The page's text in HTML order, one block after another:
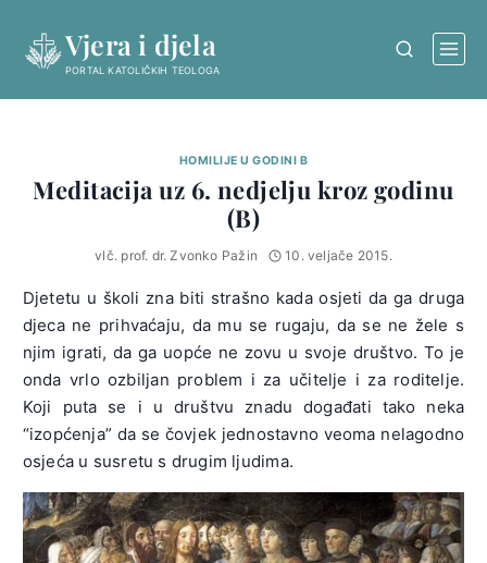
content
Vjera i djela
PORTAL KATOLIČKIH TEOLOGA
HOMILIJE U GODINI B
Meditacija uz 6. nedjelju kroz godinu
(B)
vlč. prof. dr. Zvonko Pažin 10. veljače 2015.
Djetetu u školi zna biti strašno kada osjeti da ga druga
djeca ne prihvaćaju, da mu se rugaju, da se ne žele s
njim igrati, da ga uopće ne zovu u svoje društvo. To je
onda vrlo ozbiljan problem i za učitelje i za roditelje.
Koji puta se i u društvu znadu događati tako neka
“izopćenja” da se čovjek jednostavno veoma nelagodno
osjeća u susretu s drugim ljudima.